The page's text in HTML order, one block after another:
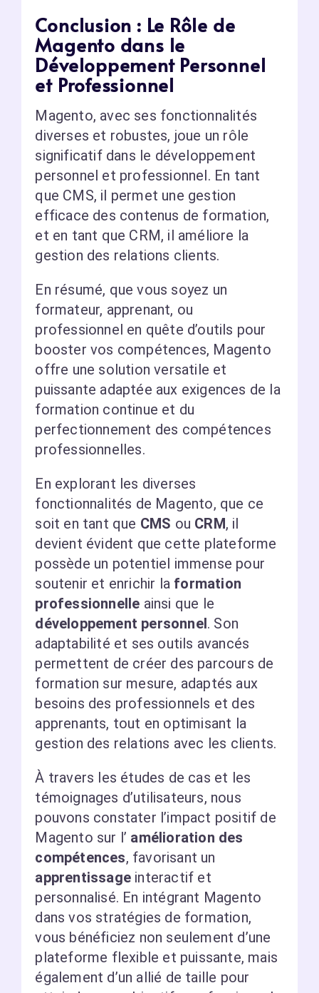
Conclusion : Le Rôle de
Magento dans le
Développement Personnel
et Professionnel
Magento, avec ses fonctionnalités
diverses et robustes, joue un rôle
significatif dans le développement
personnel et professionnel. En tant
que CMS, il permet une gestion
efficace des contenus de formation,
et en tant que CRM, il améliore la
gestion des relations clients.
En résumé, que vous soyez un
formateur, apprenant, ou
professionnel en quête d’outils pour
booster vos compétences, Magento
offre une solution versatile et
puissante adaptée aux exigences de la
formation continue et du
perfectionnement des compétences
professionnelles.
En explorant les diverses
fonctionnalités de Magento, que ce
soit en tant que CMS ou CRM, il
devient évident que cette plateforme
possède un potentiel immense pour
soutenir et enrichir la formation
professionnelle ainsi que le
développement personnel . Son
adaptabilité et ses outils avancés
permettent de créer des parcours de
formation sur mesure, adaptés aux
besoins des professionnels et des
apprenants, tout en optimisant la
gestion des relations avec les clients.
À travers les études de cas et les
témoignages d’utilisateurs, nous
pouvons constater l’impact positif de
Magento sur l’ amélioration des
compétences, favorisant un
apprentissage interactif et
personnalisé. En intégrant Magento
dans vos stratégies de formation,
vous bénéficiez non seulement d’une
plateforme flexible et puissante, mais
également d’un allié de taille pour